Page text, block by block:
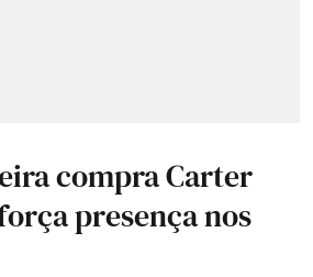
compra Carter
presença nos